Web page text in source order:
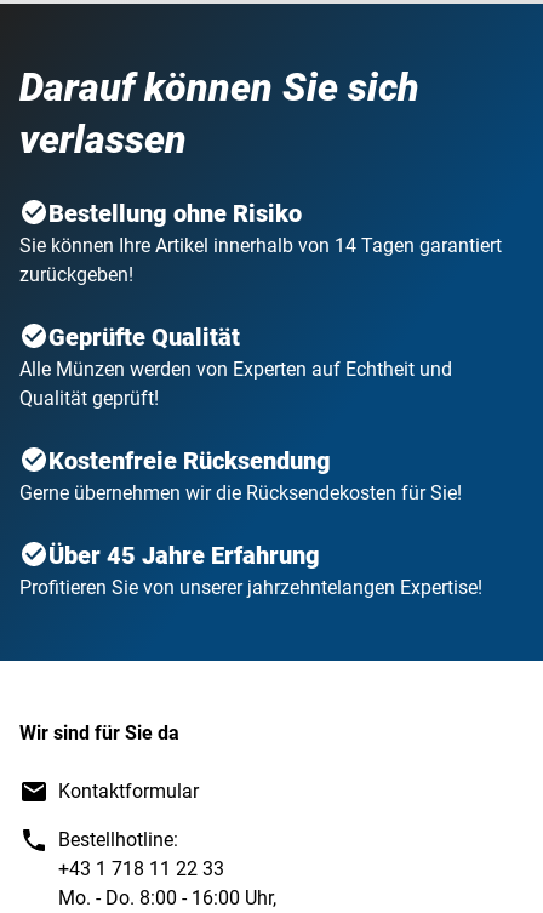
Darauf können Sie sich
verlassen
Bestellung ohne Risiko
Sie können Ihre Artikel innerhalb von 14 Tagen garantiert
zurückgeben!
Geprüfte Qualität
Alle Münzen werden von Experten auf Echtheit und
Qualität geprüft!
Kostenfreie Rücksendung
Gerne übernehmen wir die Rücksendekosten für Sie!
Über 45 Jahre Erfahrung
Profitieren Sie von unserer jahrzehntelangen Expertise!
Wir sind für Sie da
Kontaktformular
Bestellhotline:
+43 1 718 11 22 33
Mo. - Do. 8:00 - 16:00 Uhr,